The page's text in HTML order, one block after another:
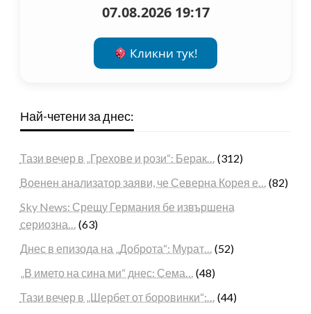
07.08.2026 19:17
Кликни тук!
Най-четени за днес:
Тази вечер в „Грехове и рози“: Берак… (312)
Военен анализатор заяви, че Северна Корея е… (82)
Sky News: Срещу Германия бе извършена
сериозна… (63)
Днес в епизода на „Доброта“: Мурат… (52)
„В името на сина ми“ днес: Сема… (48)
Тази вечер в „Шербет от боровинки“:… (44)